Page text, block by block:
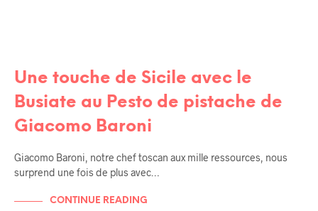
Une touche de Sicile avec le
Busiate au Pesto de pistache de
Giacomo Baroni
Giacomo Baroni, notre chef toscan aux mille ressources, nous
surprend une fois de plus avec…
CONTINUE READING